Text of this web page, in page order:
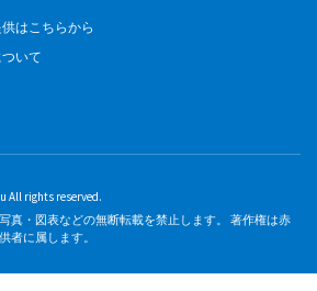
はこちらから
いて
All rights reserved.
真・図表などの無断転載を禁止します。 著作権は赤
者に属します。